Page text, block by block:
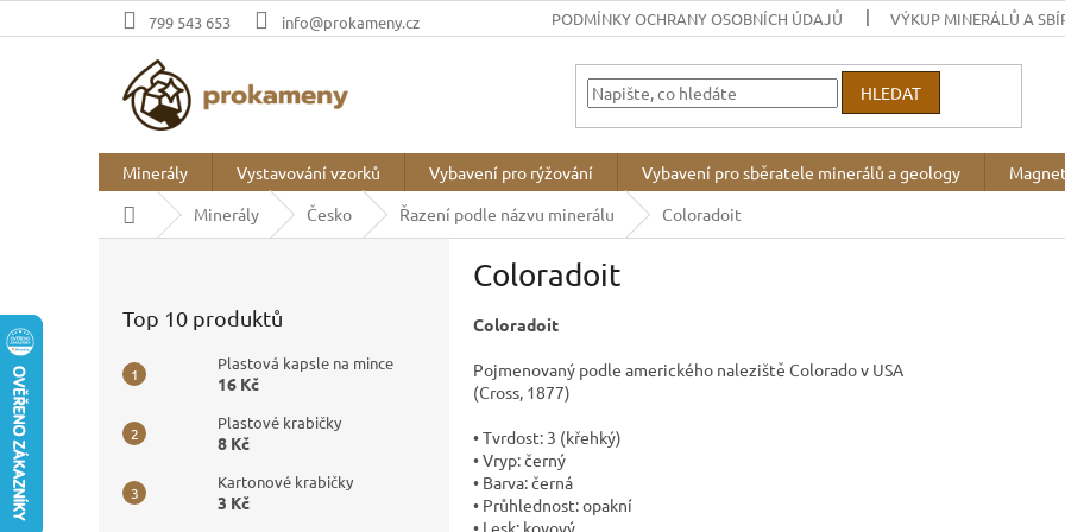
na
799 543 653 info@prokameny.cz PODMÍNKY OCHRANY OSOBNÍCH ÚDAJŮ VÝKUP MINERÁLŮ A
HLEDAT
Minerály Vystavování vzorků Vybavení pro rýžování Vybavení pro sběratele minerálů a geology
Domů
Minerály Česko Řazení podle názvu minerálu Coloradoit
Top 10 produktů
Plastová kapsle na mince
16 Kč
Plastové krabičky
8 Kč
Kartonové krabičky
3 Kč
Coloradoit
Coloradoit
Pojmenovaný podle amerického naleziště Colorado v USA
(Cross, 1877)
• Tvrdost: 3 (křehký)
• Vryp: černý
• Barva: černá
• Průhlednost: opakní
• Lesk: kovový